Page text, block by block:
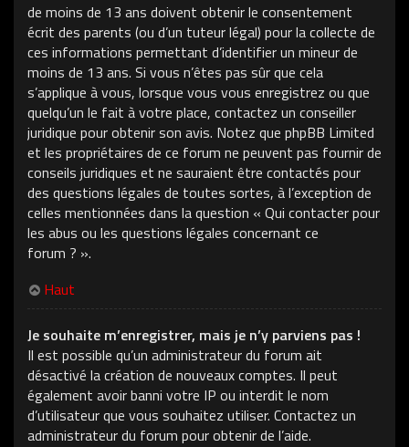
de moins de 13 ans doivent obtenir le consentement
écrit des parents (ou d’un tuteur légal) pour la collecte de
ces informations permettant d’identifier un mineur de
moins de 13 ans. Si vous n’êtes pas sûr que cela
s’applique à vous, lorsque vous vous enregistrez ou que
quelqu’un le fait à votre place, contactez un conseiller
juridique pour obtenir son avis. Notez que phpBB Limited
et les propriétaires de ce forum ne peuvent pas fournir de
conseils juridiques et ne sauraient être contactés pour
des questions légales de toutes sortes, à l’exception de
celles mentionnées dans la question « Qui contacter pour
les abus ou les questions légales concernant ce
forum ? ».
Haut
Je souhaite m’enregistrer, mais je n’y parviens pas !
Il est possible qu’un administrateur du forum ait
désactivé la création de nouveaux comptes. Il peut
également avoir banni votre IP ou interdit le nom
d’utilisateur que vous souhaitez utiliser. Contactez un
administrateur du forum pour obtenir de l’aide.